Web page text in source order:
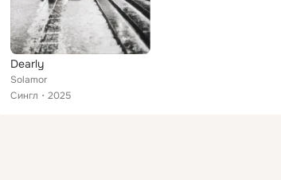
Dearly
Solamor
Сингл
2025